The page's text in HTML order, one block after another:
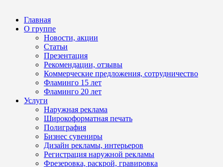
Главная
О группе
Новости, акции
Статьи
Презентация
Рекомендации, отзывы
Коммерческие предложения, сотрудничество
Фламинго 15 лет
Фламинго 20 лет
Услуги
Наружная реклама
Широкоформатная печать
Полиграфия
Бизнес сувениры
Дизайн рекламы, интерьеров
Регистрация наружной рекламы
Фрезеровка, раскрой, гравировка